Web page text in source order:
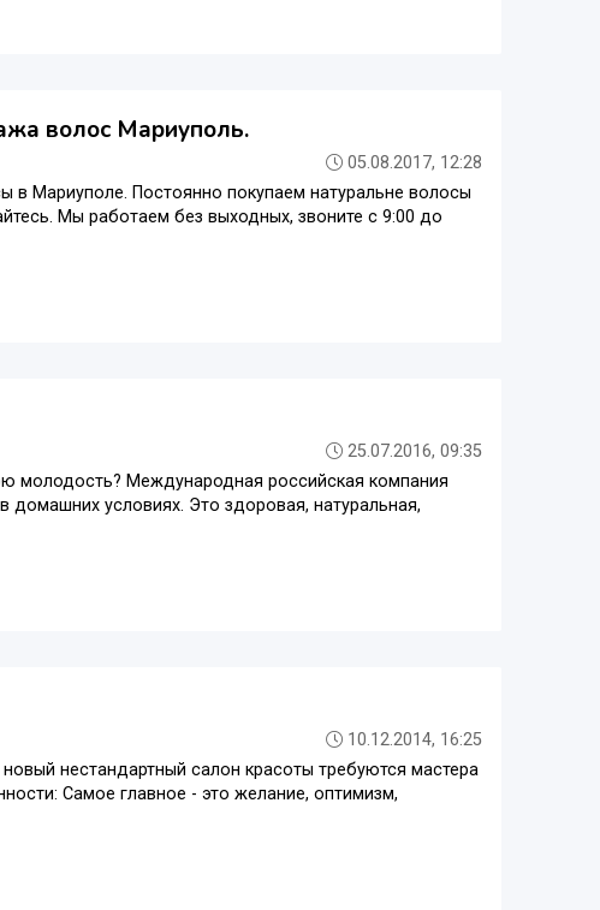
волос Мариуполь.
05.08.2017, 12:28
Мариуполе. Постоянно покупаем натуральне волосы
Mы работаем без выходных, звоните с 9:00 до
25.07.2016, 09:35
молодость? Международная российская компания
домашних условиях. Это здоровая, натуральная,
10.12.2014, 16:25
нестандартный салон красоты требуются мастера
Самое главное - это желание, оптимизм,